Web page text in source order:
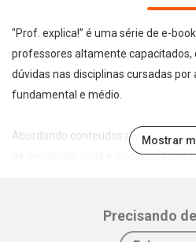
"Prof. explica!” é uma série de e-
professores altamente capacitados,
dúvidas nas disciplinas cursadas por
fundamental e médio.
Abordando conteúdos recorrentes
de vestibular, cada e-book foca nas
No e-book "Prof. explica!” Inglês
Mostrar
Precisando